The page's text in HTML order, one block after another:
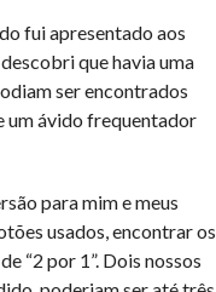
fui apresentado aos
que havia uma
ser encontrados
um ávido frequentador
para mim e meus
usados, encontrar os
“2 por 1”. Dois nossos